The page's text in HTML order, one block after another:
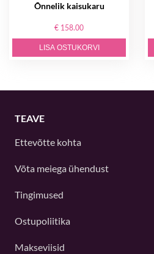
Õnnelik kaisukaru
€ 158.00
LISA OSTUKORVI
TEAVE
Ettevõtte kohta
Võta meiega ühendust
Tingimused
Ostupoliitika
Makseviisid